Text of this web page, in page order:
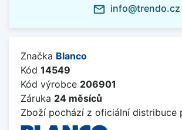
mail_outline info@trendo.cz
Značka Blanco
Kód 14549
Kód výrobce 206901
Záruka 24 měsíců
Zboží pochází z oficiální distribuce